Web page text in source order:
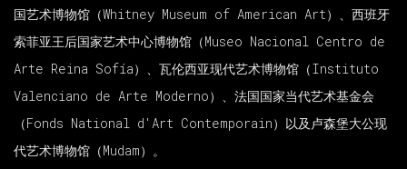
国艺术博物馆（Whitney Museum of American Art）、西班牙
索菲亚王后国家艺术中心博物馆（Museo Nacional Centro de
Arte Reina Sofía）、瓦伦西亚现代艺术博物馆（Instituto
Valenciano de Arte Moderno）、法国国家当代艺术基金会
（Fonds National d'Art Contemporain）以及卢森堡大公现
代艺术博物馆（Mudam）。